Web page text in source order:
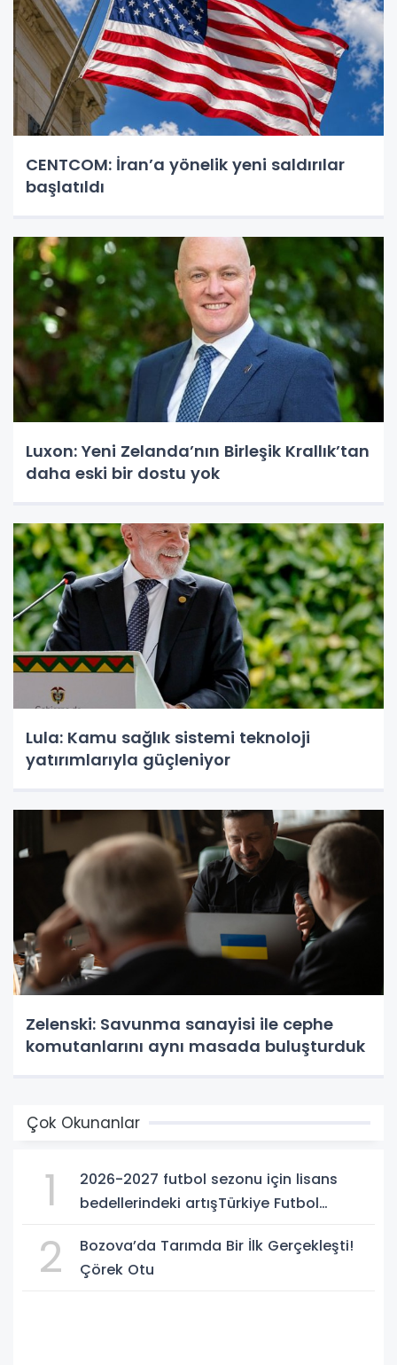
CENTCOM: İran’a yönelik yeni saldırılar
başlatıldı
Luxon: Yeni Zelanda’nın Birleşik Krallık’tan
daha eski bir dostu yok
Lula: Kamu sağlık sistemi teknoloji
yatırımlarıyla güçleniyor
Zelenski: Savunma sanayisi ile cephe
komutanlarını aynı masada buluşturduk
Çok Okunanlar
1
2026-2027 futbol sezonu için lisans
bedellerindeki artışTürkiye Futbol
2
Bozova’da Tarımda Bir İlk Gerçekleşti!
Çörek Otu